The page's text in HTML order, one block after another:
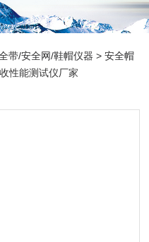
带/安全网/鞋帽仪器 >安全帽
性能测试仪厂家